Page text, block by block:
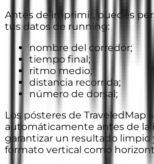
Antes de imprimir, puedes
tus datos de running:
nombre del corredor;
tiempo final;
ritmo medio;
distancia recorrida;
número de dorsal;
Los pósteres de TraveledMap
automáticamente antes de la
garantizar un resultado limpio
formato vertical como